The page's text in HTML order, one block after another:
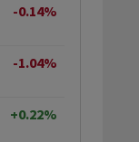
-0.14%
-1.04%
+0.22%